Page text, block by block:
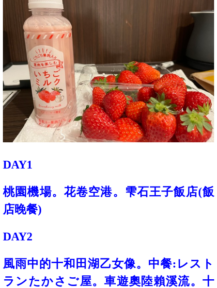
DAY1
桃園機場。花卷空港。 雫石王子飯店(飯
店晚餐)
DAY2
風雨中的十和田湖乙女像。中餐: レスト
ランたかさご屋。車遊奧陸賴溪流。十